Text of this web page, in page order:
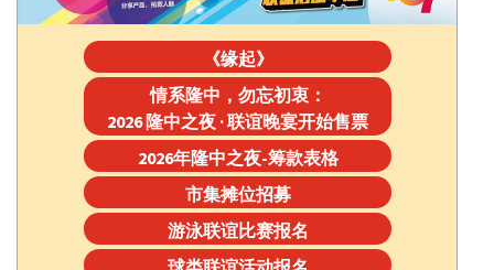
《缘起》
情系隆中，勿忘初衷：
2026 隆中之夜 · 联谊晚宴开始售票
2026年隆中之夜-筹款表格
市集摊位招募
游泳联谊比赛报名